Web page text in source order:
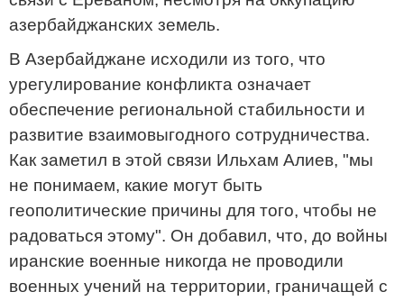
азербайджанских земель.
В Азербайджане исходили из того, что
урегулирование конфликта означает
обеспечение региональной стабильности и
развитие взаимовыгодного сотрудничества.
Как заметил в этой связи Ильхам Алиев, "мы
не понимаем, какие могут быть
геополитические причины для того, чтобы не
радоваться этому". Он добавил, что, до войны
иранские военные никогда не проводили
военных учений на территории, граничащей с